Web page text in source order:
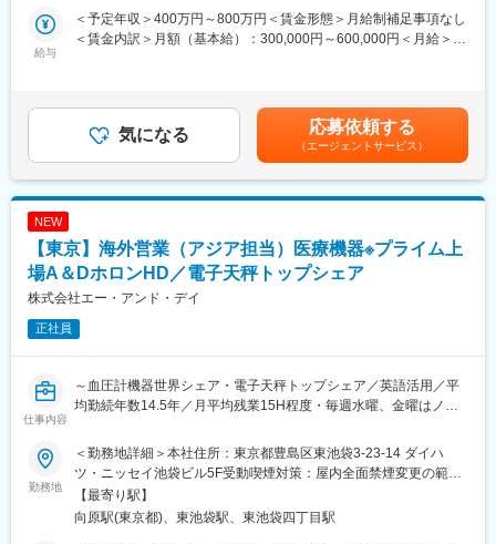
・経費精算、名刺管理
・その他庶務業務
2025年に独立した医療機器専業の新会社において、経営陣を支え
る重要なポジションです。会社の成長や重要な意思決定を支える
とともに、グローバルに拡大する事業を身近に感じながら活躍い
ただけます。新会社ならではのダイナミックな環境の中で成長で
きることが本ポジションの大きな魅力です。
▼1～3年後
役員秘書として経営陣を支えながら、国内外の関係者との連携や
グローバルな事業運営への理解を深め、幅広い経験を積んでいた
だきます。
▼3～5年後
適性や志向に応じて、経営企画やコーポレート部門などで経験の
幅を広げながら、新たな業務に挑戦する機会もあります。
変更の範囲：会社の定める業務
理、製造技術、EHSなど製造本部内の各チームへの配属もあり、
様々な知識と経験を身に付けていただきます。
動を通じて生産性向上への貢献* 製造ラインにおける製品の組立、
検査、調整作業* 製造プロセスにおける問題点の特定と解決策の提
案* 製造装置の操作、メンテナンス、およびトラブルシューティン
の連携
【組織構成】
当該部門には約100名の社員が在籍しております。
ています。
※一部のチームは夜勤が発生する場合がございます
6週間で2週間夜勤対応いただきます（4週日勤・2週夜勤）
・日勤：09:00-17:30
・夜勤：21:00-05:30
※業務に慣れてからになりますので、入社直後はございません。
給与
＜予定年収＞400万円～800万円＜賃金形態＞月給制補足事項なし
＜賃金内訳＞月額（基本給）：300,000円～600,000円＜月給＞
はあくまでも目安の金額であり、選考を通じて上下する可能性が
あります。月給(月額)は固定手当を含めた表記です。
気になる 応募依頼する
（エージェントサービス）
NEW
【東京】海外営業（アジア担当）医療機器※プライム上
場A＆DホロンHD／電子天秤トップシェア
株式会社エー・アンド・デイ
正社員
仕事内容
～血圧計機器世界シェア・電子天秤トップシェア／英語活用／平
均勤続年数14.5年／月平均残業15H程度・毎週水曜、金曜はノー
■業務概要
現地法人や代理店を通じた担当製品の海外営業、販売計画やマー
ケティングプランの策定、売上管理・受注出荷管理・製品仕様や
トラブル対応、現地法人の経営管理業務等を行っていただきま
勤務地
＜勤務地詳細＞本社住所：東京都豊島区東池袋3-23-14 ダイハ
ツ・ニッセイ池袋ビル5F受動喫煙対策：屋内全面禁煙変更の範
囲：会社の定める事業所
【最寄り駅】
向原駅(東京都)、東池袋駅、東池袋四丁目駅